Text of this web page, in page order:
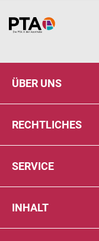
Home
ÜBER UNS
RECHTLICHES
SERVICE
INHALT